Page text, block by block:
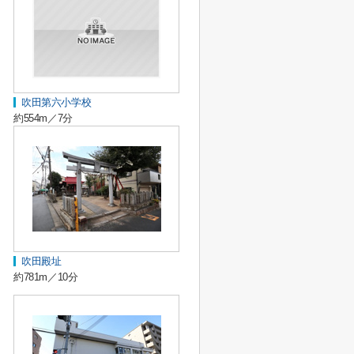
吹田第六小学校
約554m／7分
吹田殿址
約781m／10分